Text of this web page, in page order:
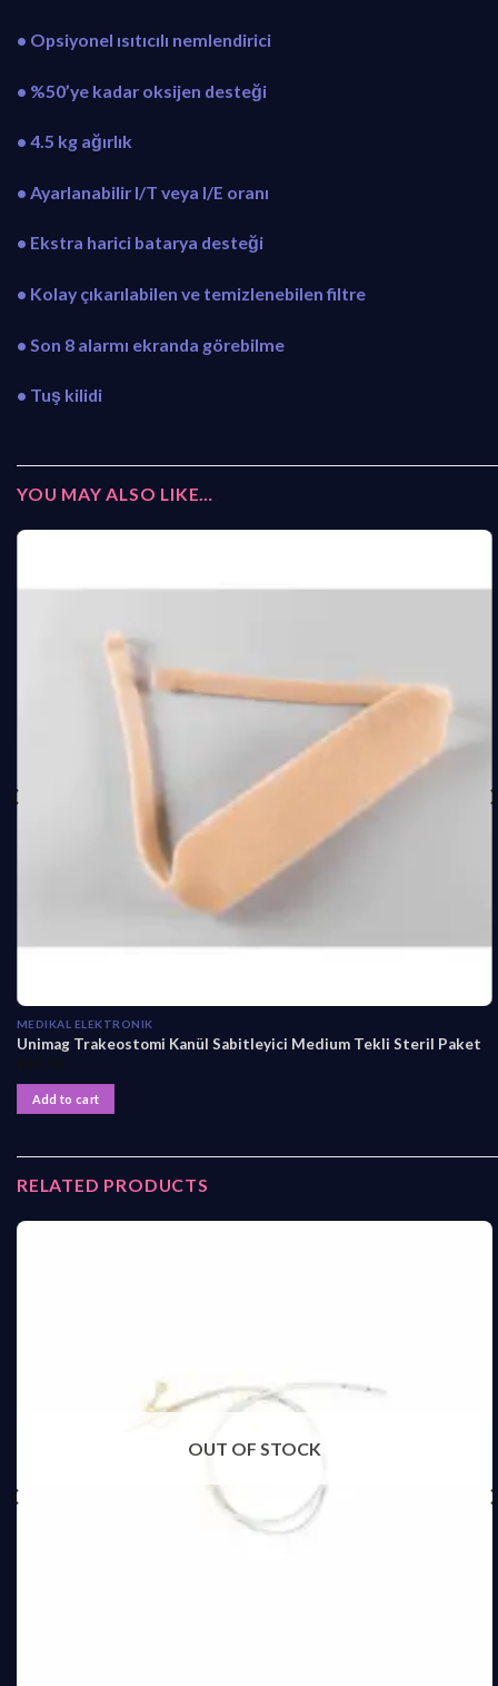
• Opsiyonel ısıtıcılı nemlendirici
• %50’ye kadar oksijen desteği
• 4.5 kg ağırlık
• Ayarlanabilir I/T veya I/E oranı
• Ekstra harici batarya desteği
• Kolay çıkarılabilen ve temizlenebilen filtre
• Son 8 alarmı ekranda görebilme
• Tuş kilidi
YOU MAY ALSO LIKE…
MEDIKAL ELEKTRONIK
Unimag Trakeostomi Kanül Sabitleyici Medium Tekli Steril Paket
Add to cart
RELATED PRODUCTS
OUT OF STOCK